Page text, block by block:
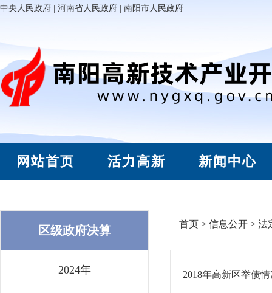
中央人民政府 河南省人民政府 南阳市人民政府
网站首页 活力高新 新闻中心
区级政府决算
2024年
首页 > 信息公开 > 法
2018年高新区举债